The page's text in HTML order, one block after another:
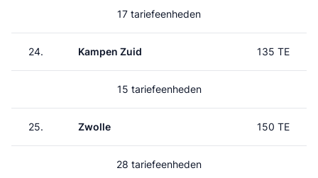
17 tariefeenheden
24. Kampen Zuid 135 TE
15 tariefeenheden
25. Zwolle 150 TE
28 tariefeenheden